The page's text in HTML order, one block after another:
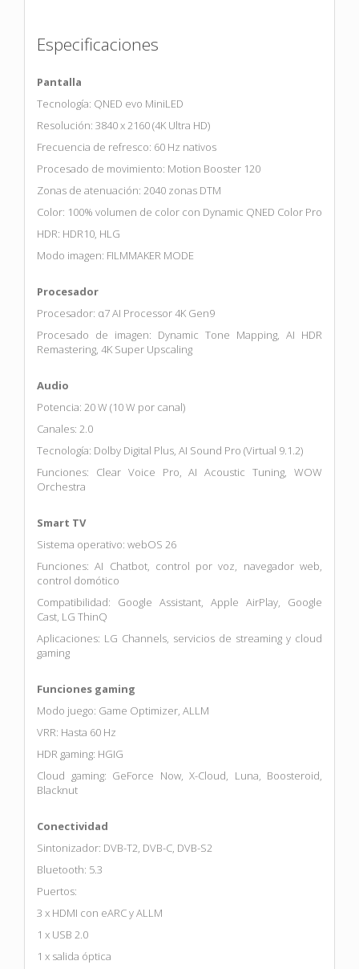
Especificaciones
Pantalla
Tecnología: QNED evo MiniLED
Resolución: 3840 x 2160 (4K Ultra HD)
Frecuencia de refresco: 60 Hz nativos
Procesado de movimiento: Motion Booster 120
Zonas de atenuación: 2040 zonas DTM
Color: 100% volumen de color con Dynamic QNED Color Pro
HDR: HDR10, HLG
Modo imagen: FILMMAKER MODE
Procesador
Procesador: α7 AI Processor 4K Gen9
Procesado de imagen: Dynamic Tone Mapping, AI HDR
Remastering, 4K Super Upscaling
Audio
Potencia: 20 W (10 W por canal)
Canales: 2.0
Tecnología: Dolby Digital Plus, AI Sound Pro (Virtual 9.1.2)
Funciones: Clear Voice Pro, AI Acoustic Tuning, WOW
Orchestra
Smart TV
Sistema operativo: webOS 26
Funciones: AI Chatbot, control por voz, navegador web,
control domótico
Compatibilidad: Google Assistant, Apple AirPlay, Google
Cast, LG ThinQ
Aplicaciones: LG Channels, servicios de streaming y cloud
gaming
Funciones gaming
Modo juego: Game Optimizer, ALLM
VRR: Hasta 60 Hz
HDR gaming: HGIG
Cloud gaming: GeForce Now, X-Cloud, Luna, Boosteroid,
Blacknut
Conectividad
Sintonizador: DVB-T2, DVB-C, DVB-S2
Bluetooth: 5.3
Puertos:
3 x HDMI con eARC y ALLM
1 x USB 2.0
1 x salida óptica